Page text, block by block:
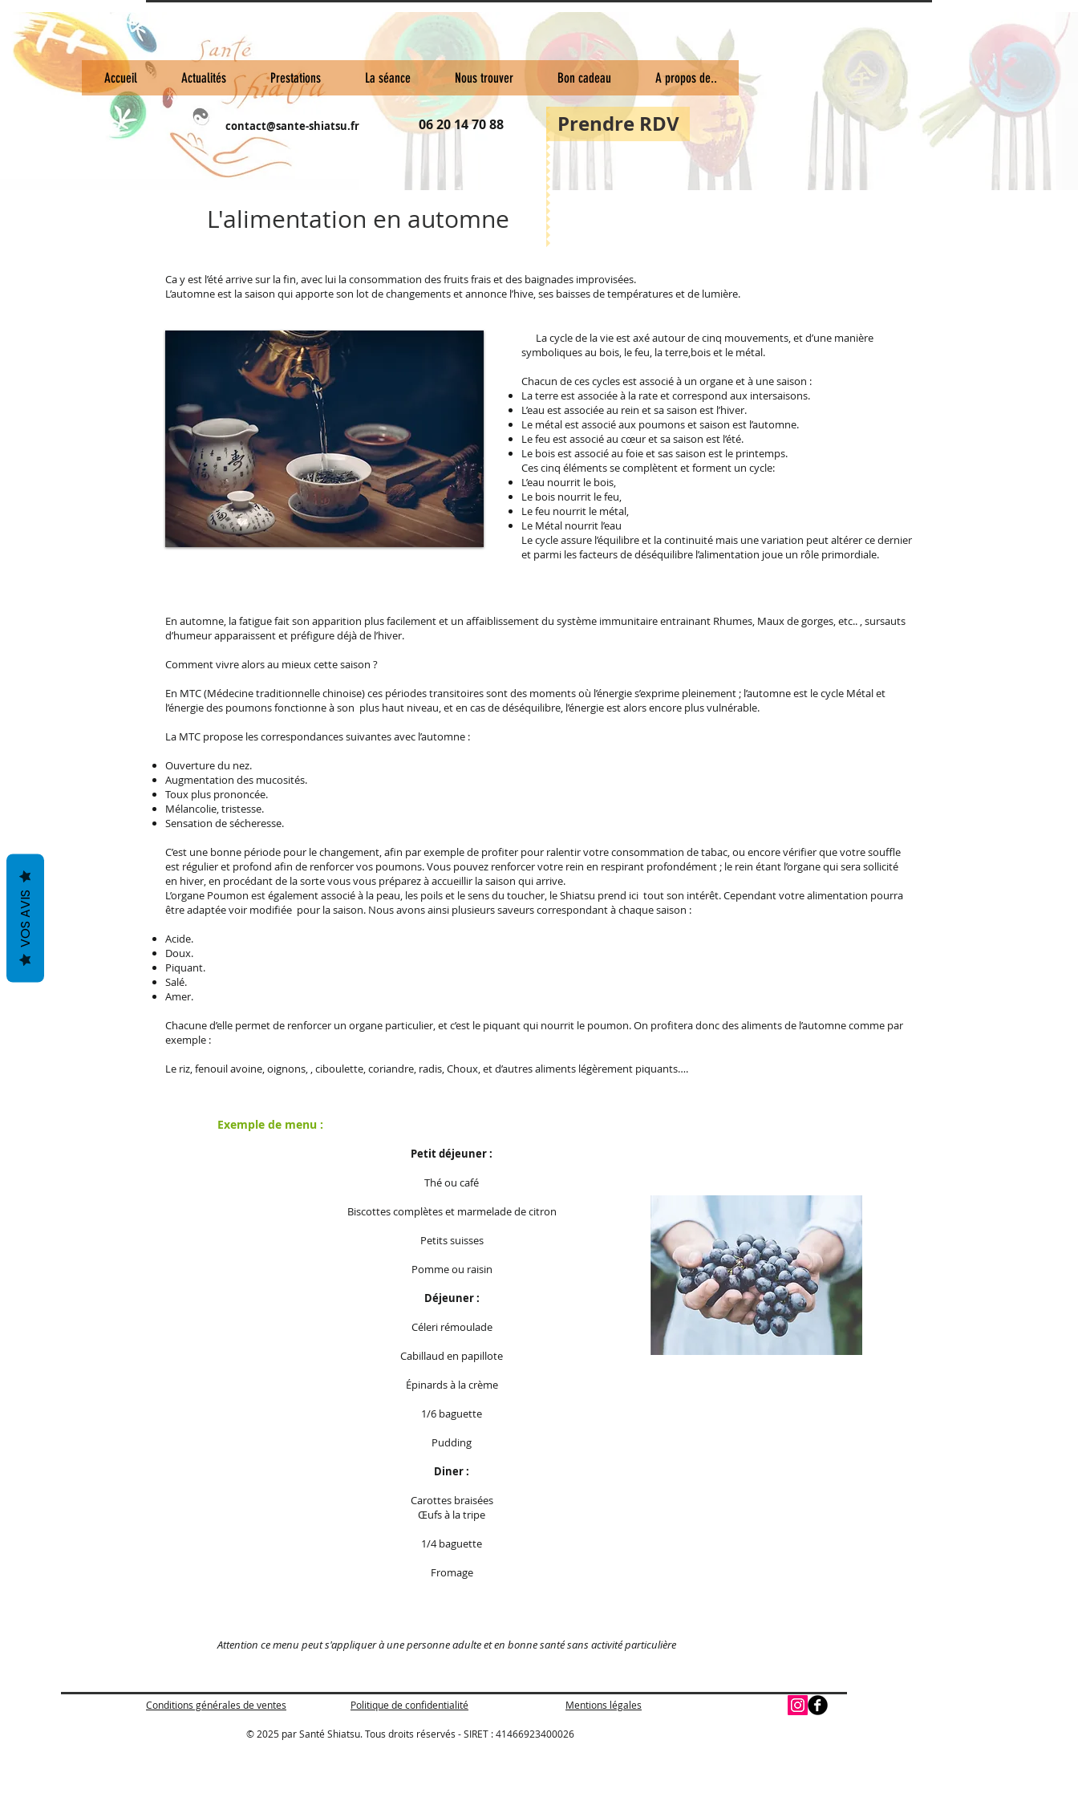
Accueil Actualités Prestations La séance Nous trouver Bon cadeau A propos de..
contact@sante-shiatsu.fr 06 20 14 70 88 Prendre RDV
L'alimentation en automne
Ca y est l’été arrive sur la fin, avec lui la consommation des fruits frais et des baignades improvisées.
L’automne est la saison qui apporte son lot de changements et annonce l’hive, ses baisses de températures et de lumière.
La cycle de la vie est axé autour de cinq mouvements, et d’une manière
symboliques au bois, le feu, la terre,bois et le métal.
Chacun de ces cycles est associé à un organe et à une saison :
La terre est associée à la rate et correspond aux intersaisons.
L’eau est associée au rein et sa saison est l’hiver.
Le métal est associé aux poumons et saison est l’automne.
Le feu est associé au cœur et sa saison est l’été.
Le bois est associé au foie et sas saison est le printemps.
Ces cinq éléments se complètent et forment un cycle:
L’eau nourrit le bois,
Le bois nourrit le feu,
Le feu nourrit le métal,
Le Métal nourrit l’eau
Le cycle assure l’équilibre et la continuité mais une variation peut altérer ce dernier
et parmi les facteurs de déséquilibre l’alimentation joue un rôle primordiale.
En automne, la fatigue fait son apparition plus facilement et un affaiblissement du système immunitaire entrainant Rhumes, Maux de gorges, etc.. , sursauts
d’humeur apparaissent et préfigure déjà de l’hiver.
Comment vivre alors au mieux cette saison ?
En MTC (Médecine traditionnelle chinoise) ces périodes transitoires sont des moments où l’énergie s’exprime pleinement ; l’automne est le cycle Métal et
l’énergie des poumons fonctionne à son plus haut niveau, et en cas de déséquilibre, l’énergie est alors encore plus vulnérable.
La MTC propose les correspondances suivantes avec l’automne :
Ouverture du nez.
Augmentation des mucosités.
Toux plus prononcée.
Mélancolie, tristesse.
Sensation de sécheresse.
C’est une bonne période pour le changement, afin par exemple de profiter pour ralentir votre consommation de tabac, ou encore vérifier que votre souffle
est régulier et profond afin de renforcer vos poumons. Vous pouvez renforcer votre rein en respirant profondément ; le rein étant l’organe qui sera sollicité
en hiver, en procédant de la sorte vous vous préparez à accueillir la saison qui arrive.
L’organe Poumon est également associé à la peau, les poils et le sens du toucher, le Shiatsu prend ici tout son intérêt. Cependant votre alimentation pourra
être adaptée voir modifiée pour la saison. Nous avons ainsi plusieurs saveurs correspondant à chaque saison :
Acide.
Doux.
Piquant.
Salé.
Amer.
Chacune d’elle permet de renforcer un organe particulier, et c’est le piquant qui nourrit le poumon. On profitera donc des aliments de l’automne comme par
exemple :
Le riz, fenouil avoine, oignons, , ciboulette, coriandre, radis, Choux, et d’autres aliments légèrement piquants….
Exemple de menu :
Petit déjeuner :
Thé ou café
Biscottes complètes et marmelade de citron
Petits suisses
Pomme ou raisin
Déjeuner :
Céleri rémoulade
Cabillaud en papillote
Épinards à la crème
1/6 baguette
Pudding
Diner :
Carottes braisées
Œufs à la tripe
1/4 baguette
Fromage
Attention ce menu peut s'appliquer à une personne adulte et en bonne santé sans activité particulière
Conditions générales de ventes Politique de confidentialité Mentions légales
© 2025 par Santé Shiatsu. Tous droits réservés - SIRET : 41466923400026
VOS AVIS